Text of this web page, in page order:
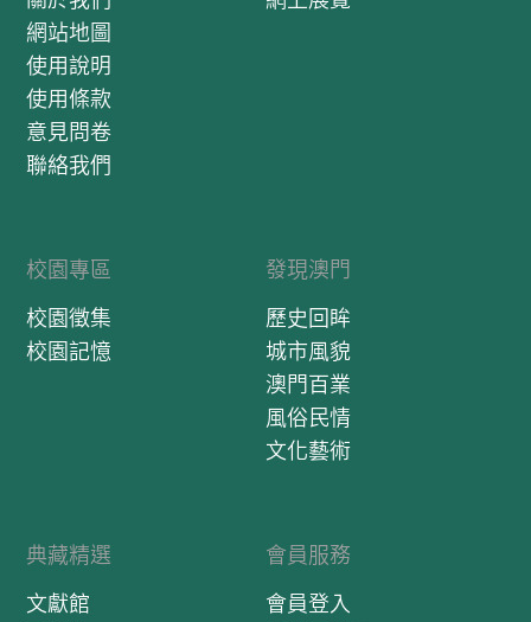
網站地圖
使用說明
使用條款
意見問卷
聯絡我們
校園專區
校園徵集
校園記憶
發現澳門
歷史回眸
城市風貌
澳門百業
風俗民情
文化藝術
典藏精選
文獻館
會員服務
會員登入